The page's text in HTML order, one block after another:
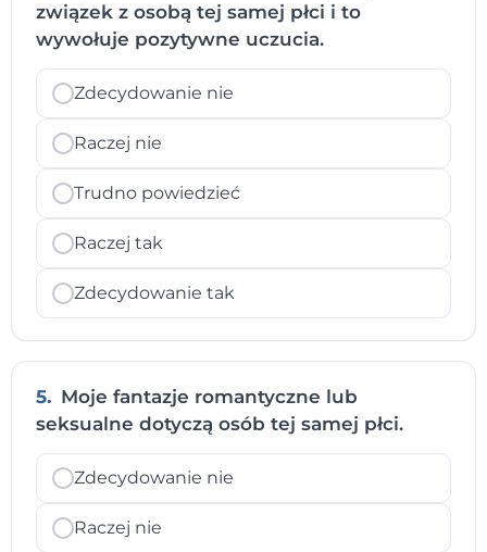
związek z osobą tej samej płci i to
wywołuje pozytywne uczucia.
Zdecydowanie nie
Raczej nie
Trudno powiedzieć
Raczej tak
Zdecydowanie tak
5. Moje fantazje romantyczne lub
seksualne dotyczą osób tej samej płci.
Zdecydowanie nie
Raczej nie